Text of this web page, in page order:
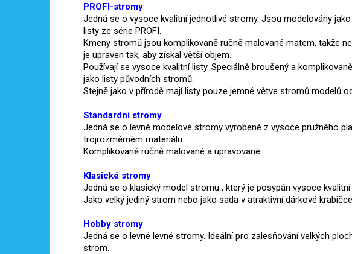
PROFI-stromy
Jedná se o vysoce kvalitní jednotlivé stromy. Jsou modelovány
listy ze série PROFI.
Kmeny stromů jsou komplikovaně ručně malované matem, takže
je upraven tak, aby získal větší objem.
Používají se vysoce kvalitní listy. Speciálně broušený a
jako listy původních stromů.
Stejně jako v přírodě mají listy pouze jemné větve stromů modelů
Standardní stromy
Jedná se o levné modelové stromy vyrobené z vysoce pružného
trojrozměrném materiálu.
Komplikovaně ručně malované a upravované.
Klasické stromy
Jedná se o klasický model stromu , který je posypán vysoce kvalitní
Jako velký jediný strom nebo jako sada v atraktivní dárkové
Hobby stromy
Jedná se o levné levné stromy. Ideální pro zalesňování velkých
strom.